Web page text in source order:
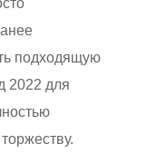
подходящую
2022 для